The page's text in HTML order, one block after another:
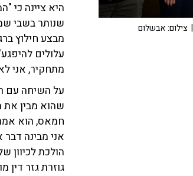
היא ציינה כי
שנותר בשבי
מבצע חילוץ
עלולים
מתחקיר, אני
על השיחה עם
שהוא מבין את
חמאס, הוא
אני מבינה
הולכת
גוזרת גזר דין
| צילום: אבשלום